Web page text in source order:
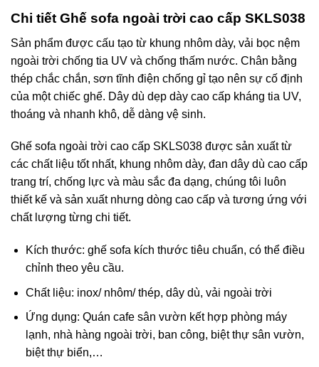
Chi tiết Ghế sofa ngoài trời cao cấp SKLS038
Sản phẩm được cấu tạo từ khung nhôm dày, vải bọc nệm
ngoài trời chống tia UV và chống thấm nước. Chân bằng
thép chắc chắn, sơn tĩnh điện chống gỉ tạo nên sự cố định
của một chiếc ghế. Dây dù dẹp dày cao cấp kháng tia UV,
thoáng và nhanh khô, dễ dàng vệ sinh.
Ghế sofa ngoài trời cao cấp SKLS038 được sản xuất từ
các chất liệu tốt nhất, khung nhôm dày, đan dây dù cao cấp
trang trí, chống lực và màu sắc đa dạng, chúng tôi luôn
thiết kế và sản xuất nhưng dòng cao cấp và tương ứng với
chất lượng từng chi tiết.
Kích thước: ghế sofa kích thước tiêu chuẩn, có thể điều
chỉnh theo yêu cầu.
Chất liệu: inox/ nhôm/ thép, dây dù, vải ngoài trời
Ứng dụng: Quán cafe sân vườn kết hợp phòng máy
lạnh, nhà hàng ngoài trời, ban công, biệt thự sân vườn,
biệt thự biển,…